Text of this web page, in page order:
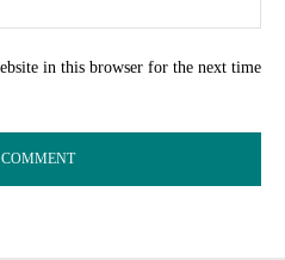
in this browser for the next time